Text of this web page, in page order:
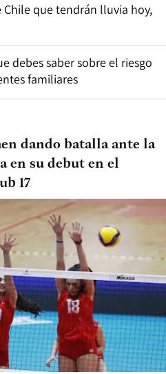
Chile que tendrán lluvia hoy,
debes saber sobre el riesgo
familiares
dando batalla ante la
en su debut en el
17